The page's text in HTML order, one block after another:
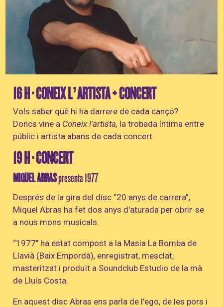
16 H · CONEIX L’ARTISTA + CONCERT
Vols saber què hi ha darrere de cada cançó?
Doncs vine a Coneix l’artista, la trobada íntima entre
públic i artista abans de cada concert.
19 H · CONCERT
MIQUEL ABRASpresenta 1977
Després de la gira del disc “20 anys de carrera”,
Miquel Abras ha fet dos anys d'aturada per obrir-se
a nous mons musicals.
“1977" ha estat compost a la Masia La Bomba de
Llavià (Baix Empordà), enregistrat, mesclat,
masteritzat i produït a Soundclub Estudio de la mà
de Lluís Costa.
En aquest disc Abras ens parla de l'ego, de les pors i